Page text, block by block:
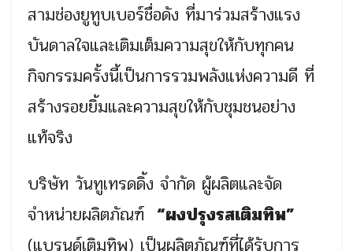
สามช่องยูทูบเบอร์ชื่อดัง ที่มาร่วมสร้างแรง
บันดาลใจและเติมเต็มความสุขให้กับทุกคน
กิจกรรมครั้งนี้เป็นการรวมพลังแห่งความดี ที่
สร้างรอยยิ้มและความสุขให้กับชุมชนอย่าง
แท้จริง
บริษัท วันทูเทรดดิ้ง จำกัด ผู้ผลิตและจัด
จำหน่ายผลิตภัณฑ์ “ผงปรุงรสเติมทิพ”
(แบรนด์เติมทิพ) เป็นผลิตภัณฑ์ที่ได้รับการ